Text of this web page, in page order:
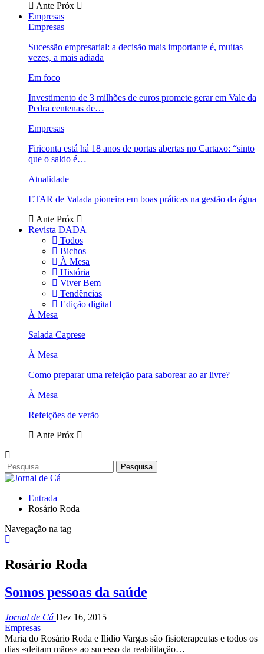
Ante Próx
Empresas
Empresas
Sucessão empresarial: a decisão mais importante é, muitas
vezes, a mais adiada
Em foco
Investimento de 3 milhões de euros promete gerar em Vale da
Pedra centenas de…
Empresas
Firiconta está há 18 anos de portas abertas no Cartaxo: “sinto
que o saldo é…
Atualidade
ETAR de Valada pioneira em boas práticas na gestão da água
Ante Próx
Revista DADA
Todos
Bichos
À Mesa
História
Viver Bem
Tendências
Edição digital
À Mesa
Salada Caprese
À Mesa
Como preparar uma refeição para saborear ao ar livre?
À Mesa
Refeições de verão
Ante Próx
Entrada
Rosário Roda
Navegação na tag
Rosário Roda
Somos pessoas da saúde
Jornal de Cá Dez 16, 2015
Empresas
Maria do Rosário Roda e Ilídio Vargas são fisioterapeutas e todos os
dias «deitam mãos» ao sucesso da reabilitação…